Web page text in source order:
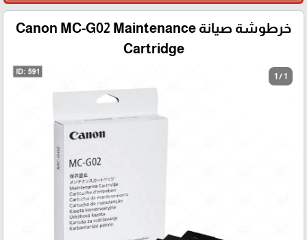
خرطوشة صيانة Canon MC-G02 Maintenance
Cartridge
1 / 1